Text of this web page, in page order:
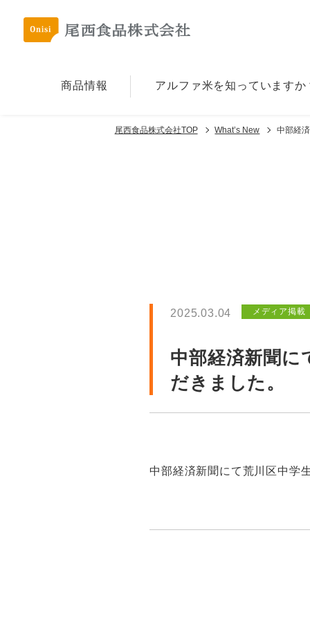
商品情報 アルファ⽶を知っていますか
尾西食品株式会社TOP What’s New 中部経
2025.03.04 メディア掲載
中部経済新聞に
だきました。
中部経済新聞にて荒川区中学